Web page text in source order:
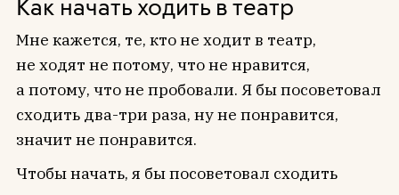
Как начать ходить в театр
Мне кажется, те, кто не ходит в театр,
не ходят не потому, что не нравится,
а потому, что не пробовали. Я бы посоветовал
сходить два-три раза, ну не понравится,
значит не понравится.
Чтобы начать, я бы посоветовал сходить